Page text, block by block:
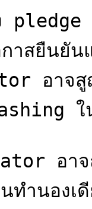
pledge
กาสยืน
อาจสู
ใ
อาจ
ำนอง